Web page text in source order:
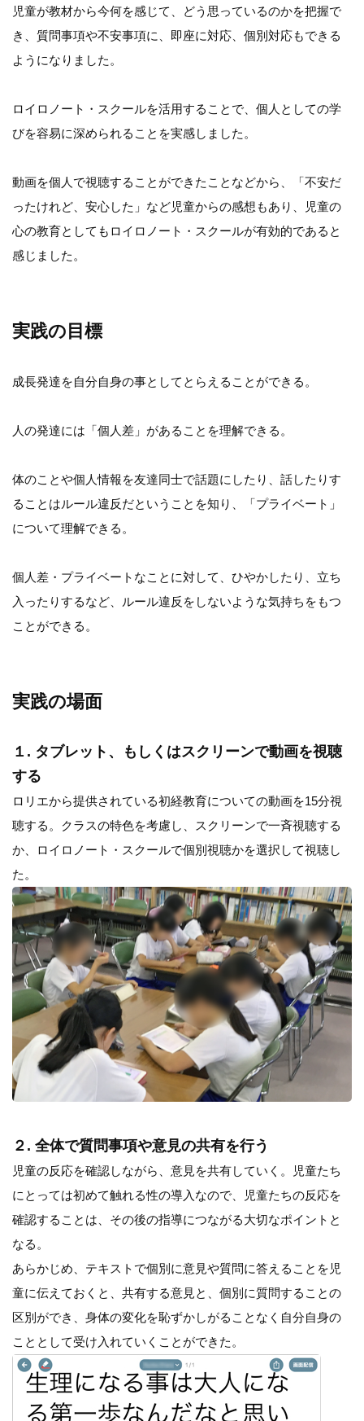
児童が教材から今何を感じて、どう思っているのかを把握で
き、質問事項や不安事項に、即座に対応、個別対応もできる
ようになりました。
ロイロノート・スクールを活用することで、個人としての学
びを容易に深められることを実感しました。
動画を個人で視聴することができたことなどから、「不安だ
ったけれど、安心した」など児童からの感想もあり、児童の
心の教育としてもロイロノート・スクールが有効的であると
感じました。
実践の目標
成長発達を自分自身の事としてとらえることができる。
人の発達には「個人差」があることを理解できる。
体のことや個人情報を友達同士で話題にしたり、話したりす
ることはルール違反だということを知り、「プライベート」
について理解できる。
個人差・プライベートなことに対して、ひやかしたり、立ち
入ったりするなど、ルール違反をしないような気持ちをもつ
ことができる。
実践の場面
１. タブレット、もしくはスクリーンで動画を視聴
する
ロリエから提供されている初経教育についての動画を15分視
聴する。クラスの特色を考慮し、スクリーンで一斉視聴する
か、ロイロノート・スクールで個別視聴かを選択して視聴し
た。
２. 全体で質問事項や意見の共有を行う
児童の反応を確認しながら、意見を共有していく。児童たち
にとっては初めて触れる性の導入なので、児童たちの反応を
確認することは、その後の指導につながる大切なポイントと
なる。
あらかじめ、テキストで個別に意見や質問に答えることを児
童に伝えておくと、共有する意見と、個別に質問することの
区別ができ、身体の変化を恥ずかしがることなく自分自身の
こととして受け入れていくことができた。